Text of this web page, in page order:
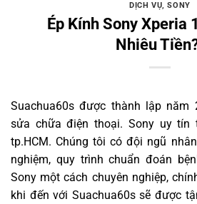
DỊCH VỤ,SONY
Ép Kính Sony Xperia
Nhiêu
Suachua60s được thành lập năm
sửa chữa điện thoại. Sony uy tín
tp.HCM. Chúng tôi có đội ngũ
nghiệm, quy trình chuẩn đoán
Sony một cách chuyên nghiệp,
khi đến với Suachua60s sẽ được